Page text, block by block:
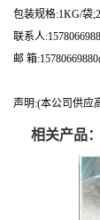
包装规格:1KG/袋
联系人
邮 箱
声明:(本公司供应
相关产品：